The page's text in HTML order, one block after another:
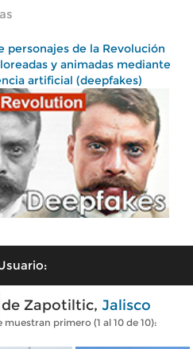
personajes de la Revolución
y animadas mediante
artificial (deepfakes)
Zapotiltic, Jalisco
primero (1 al 10 de 10):